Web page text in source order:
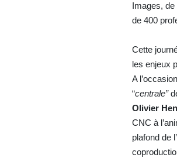
Images,
de 400
Cette
les enjeux
A
“centrale”
Olivier
CNC à
plafond de